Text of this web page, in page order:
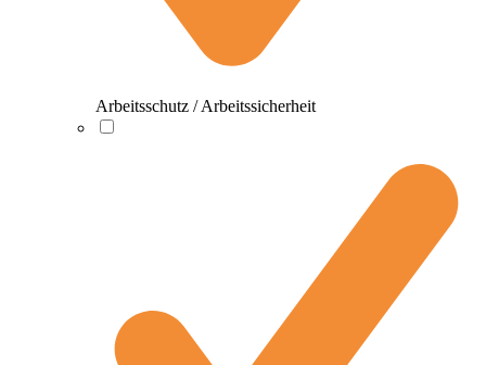
Arbeitsschutz / Arbeitssicherheit